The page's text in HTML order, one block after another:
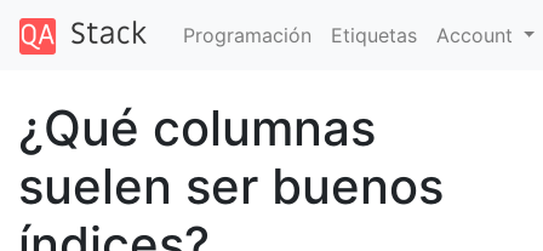
Programación Etiquetas Account
¿Qué columnas
suelen ser buenos